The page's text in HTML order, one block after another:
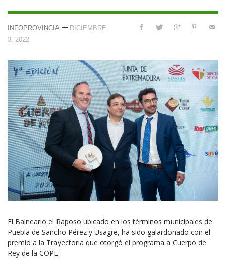
INFOPROVINCIA — DICIEMBRE
3, 2022
El Balneario el Raposo ubicado en los términos municipales de
Puebla de Sancho Pérez y Usagre, ha sido galardonado con el
premio a la Trayectoria que otorgó el programa a Cuerpo de
Rey de la COPE.